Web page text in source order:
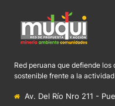
Red peruana que defiende
sostenible frente a la actividad
Av. Del Río Nro 211 -